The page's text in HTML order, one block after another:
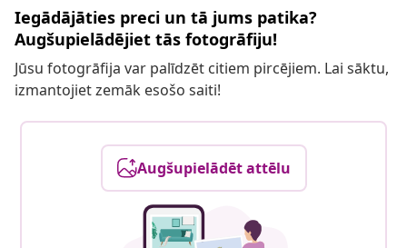
Iegādājāties preci un tā jums patika?
Augšupielādējiet tās fotogrāfiju!
Jūsu fotogrāfija var palīdzēt citiem pircējiem. Lai sāktu,
izmantojiet zemāk esošo saiti!
Augšupielādēt attēlu